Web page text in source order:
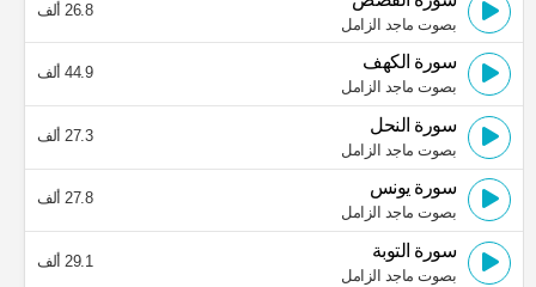
بصوت ماجد الزامل
26.8 ألف
سورة الكهف
بصوت ماجد الزامل
44.9 ألف
سورة النحل
بصوت ماجد الزامل
27.3 ألف
سورة يونس
بصوت ماجد الزامل
27.8 ألف
سورة التوبة
بصوت ماجد الزامل
29.1 ألف